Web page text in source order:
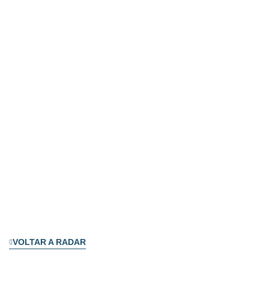
VOLTAR A RADAR